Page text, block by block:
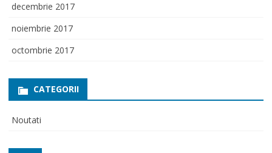
decembrie 2017
noiembrie 2017
octombrie 2017
CATEGORII
Noutati